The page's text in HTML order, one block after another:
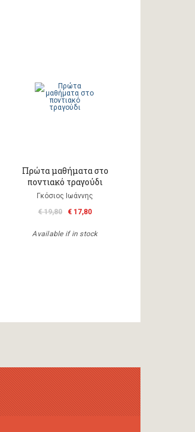
Πρώτα μαθήματα στο
ποντιακό τραγούδι
Γκόσιος Ιωάννης
€ 19,80
€ 17,80
Available if in stock